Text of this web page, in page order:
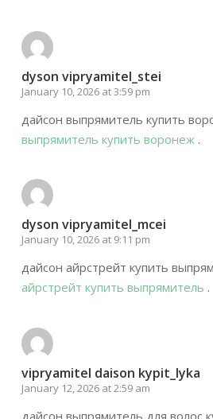
dyson vipryamitel_stei
January 10, 2026 at 3:59 pm
дайсон выпрямитель купить
выпрямитель купить воронеж.
dyson vipryamitel_mcei
January 10, 2026 at 9:11 pm
дайсон айрстрейт купить
айрстрейт купить выпрямитель .
vipryamitel daison kypit_lyka
January 12, 2026 at 2:59 am
дайсон выпрямитель для волос